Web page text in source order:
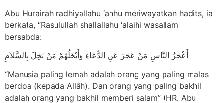
Abu Hurairah radhiyallahu ‘anhu meriwayatkan hadits, ia
berkata, “Rasulullah shallallahu ‘alaihi wasallam
bersabda:
أَعْجَزُ النَّاسِ مَنْ عَجَزَ عَنِ الدُّعَاءِ وَأَبْخَلُهُمْ مَنْ بَخِلَ بِالسَّلاَمِ
“Manusia paling lemah adalah orang yang paling malas
berdoa (kepada Allâh). Dan orang yang paling bakhil
adalah orang yang bakhil memberi salam” (HR. Abu